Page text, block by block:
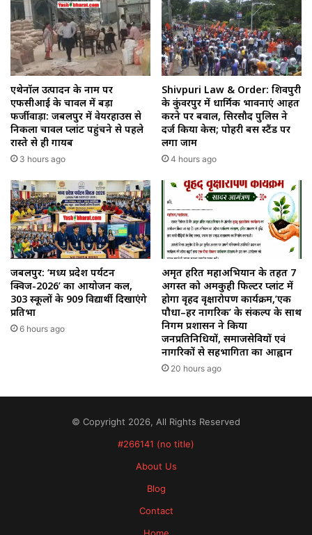
एथेनॉल उत्पादन के नाम पर
एफसीआई के चावल में बड़ा
फर्जीवाड़ा: जबलपुर में वेयरहाउस से
निकला चावल प्लांट पहुंचने से पहले
रास्ते से ही गायब
3 hours ago
Shivpuri Law & Order: शिवपुरी
के कुंवरपुर में धार्मिक भावनाएं आहत
करने पर बवाल, सिरसौद पुलिस ने
दर्ज किया केस; पोहरी बस स्टैंड पर
लगा जाम
4 hours ago
जबलपुर: ‘मध्य प्रदेश पर्यटन
क्विज-2026’ का आयोजन कल,
303 स्कूलों के 909 विद्यार्थी दिखाएंगे
प्रतिभा
6 hours ago
अमृत हरित महाअभियान के तहत 7
अगस्त को अमकुही फिल्टर प्लांट में
होगा वृहद वृक्षारोपण कार्यक्रम,’एक
पौधा–हर नागरिक’ के संकल्प के साथ
निगम प्रशासन ने किया
जनप्रतिनिधियों, समाजसेवियों एवं
नागरिकों से सहभागिता का आह्वान
20 hours ago
© Copyright 2026, All Rights Reserved
#266141 (no title)
About Us
Blog
Contact